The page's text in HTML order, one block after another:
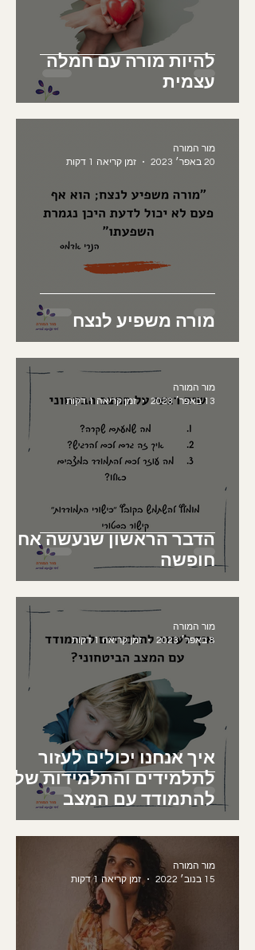
להיות מורה עם חמלה
עצמית
מורה משפיע לנצח
מור המורה
20 באפר׳ 2023
זמן קריאה 1 דקות
הדבר הראשון שנעשה אחרי
חופשה
מור המורה
13 באפר׳ 2023
זמן קריאה 1 דקות
איך אנחנו יכולים לעזור
לתלמידים והתלמידות שלנו
להתמודד עם המצב
הבטחוני?
מור המורה
8 באפר׳ 2023
זמן קריאה 1 דקות
מור המורה
15 בנוב׳ 2022
זמן קריאה 1 דקות